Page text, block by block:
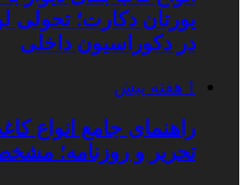
یورتان دکارت؛
در دکوراسیون داخلی
1 هفته پیش
راهنمای جامع انواع
تحریر و روزنامه؛